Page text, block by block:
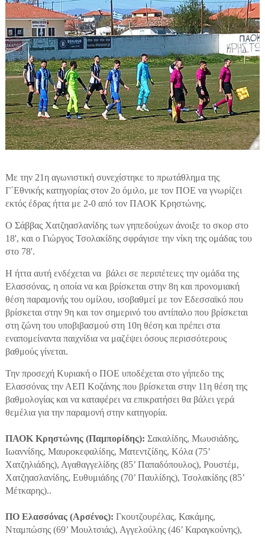
Με την 21η αγωνιστική συνεχίστηκε το πρωτάθλημα της
Γ΄Εθνικής κατηγορίας στον 2ο όμιλο, με τον ΠΟΕ να γνωρίζει
εκτός έδρας ήττα με 2-0 από τον ΠΑΟΚ Κρηστώνης.
Ο Σάββας Χατζηασλανίδης των γηπεδούχων άνοιξε το σκορ στο
18', και ο Γιώργος Τσολακίδης σφράγισε την νίκη της ομάδας του
στο 78'.
Η ήττα αυτή ενδέχεται να βάλει σε περιπέτειες την ομάδα της
Ελασσόνας, η οποία να και βρίσκεται στην 8η και προνομιακή
θέση παραμονής του ομίλου, ισοβαθμεί με τον Εδεσσαϊκό που
βρίσκεται στην 9η και τον σημερινό του αντίπαλο που βρίσκεται
στη ζώνη του υποβιβασμού στη 10η θέση και πρέπει στα
εναπομείναντα παιχνίδια να μαζέψει όσους περισσότερους
βαθμούς γίνεται.
Την προσεχή Κυριακή ο ΠΟΕ υποδέχεται στο γήπεδο της
Ελασσόνας την ΑΕΠ Κοζάνης που βρίσκεται στην 11η θέση της
βαθμολογίας και να καταφέρει να επικρατήσει θα βάλει γερά
θεμέλια για την παραμονή στην κατηγορία.
ΠΑΟΚ Κρηστώνης (Παμπορίδης): Σακαλίδης, Μωυσιάδης,
Ιωαννίδης, Μαυροκεφαλίδης, Ματεντζίδης, Κόλα (75’
Χατζηλιάδης), Αγαθαγγελίδης (85’ Παπαδόπουλος), Ρουστέμ,
Χατζηασλανίδης, Ευθυμιάδης (70’ Παυλίδης), Τσολακίδης (85’
Μέτκαρης)..
ΠΟ Ελασσόνας (Αρσένος): Γκουτζουρέλας, Κακάμης,
Νταμπώσης (69’ Μουλτσιάς), Αγγελούλης (46’ Καραγκούνης),